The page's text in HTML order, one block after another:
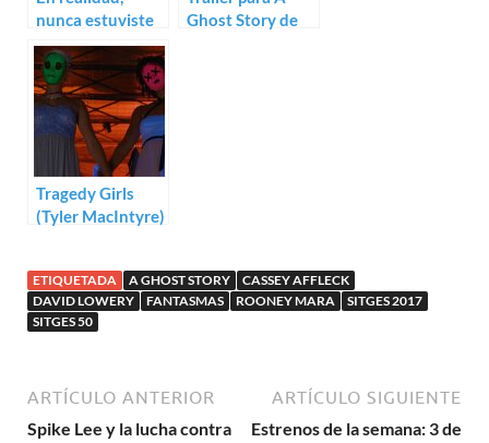
nunca estuviste
aquí (Lynne
Ramsay)
Ghost Story de
Tragedy Girls
(Tyler MacIntyre)
ETIQUETADA A GHOST STORY
CASSEY AFFLECK
DAVID LOWERY
FANTASMAS ROONEY MARA
SITGES 2017
SITGES 50
ARTÍCULO ANTERIOR
Spike Lee y la lucha contra
ARTÍCULO SIGUIENTE
Estrenos de la semana: 3 de